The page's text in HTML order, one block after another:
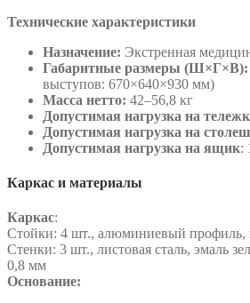
Технические характеристики
Назначение: Экстренная
Габаритные размеры (Ш×Г×В):
выступов: 670×640×930 мм)
Масса нетто: 42–56,8 кг
Допустимая нагрузка на
Допустимая нагрузка на
Допустимая нагрузка на ящик:
Каркас и материалы
Каркас:
Стойки: 4 шт., алюминиевый профиль,
Стенки: 3 шт., листовая сталь, эмаль
0,8 мм
Основание: